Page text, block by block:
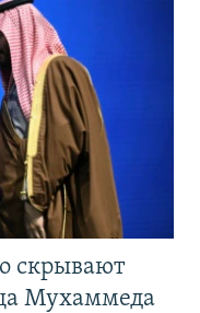
скрывают
Мухаммеда